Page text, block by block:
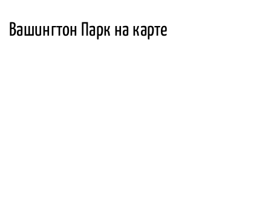
Вашингтон Парк на карте